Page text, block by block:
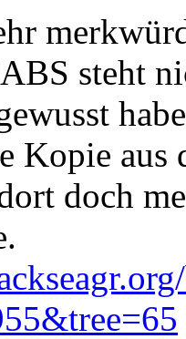
steht
Kopie aus
doch